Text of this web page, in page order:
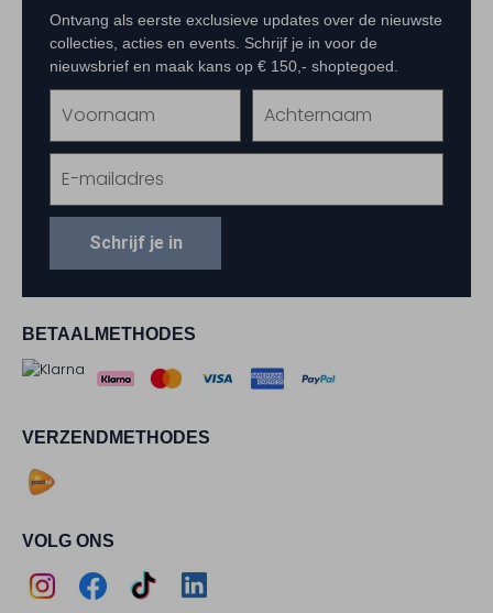
BETAALMETHODES
VERZENDMETHODES
VOLG ONS
Ontvang als eerste exclusieve updates over de nieuwste
collecties, acties en events. Schrijf je in voor de
nieuwsbrief en maak kans op € 150,- shoptegoed.
Schrijf je in